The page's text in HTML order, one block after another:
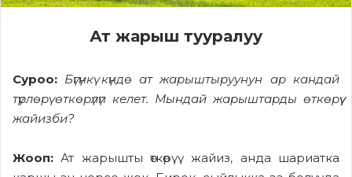
Ат жарыш тууралуу
Суроо: Бүгүнкү күндө ат жарыштыруунун ар кандай
түрлөрү өткөрүлүп келет. Мындай жарыштарды өткөрүү
жайизби?
Жооп: Ат жарышты өткөрүү жайиз, анда шариатка